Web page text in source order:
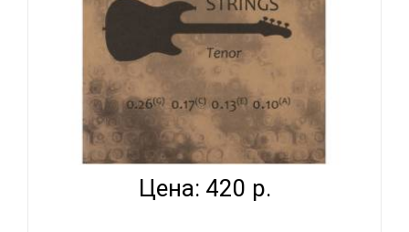
FLIGHT FRST-200 - СТРУНЫ ДЛЯ ЭЛЕКТРОУКУЛЕЛЕ
ТЕНОР...
Цена: 420 р.